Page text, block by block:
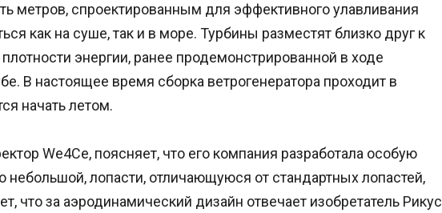
метров, спроектированным для эффективного улавливания
как на суше, так и в море. Турбины разместят близко друг к
энергии, ранее продемонстрированной в ходе
В настоящее время сборка ветрогенератора проходит в
начать летом.
We4Ce, поясняет, что его компания разработала особую
небольшой, лопасти, отличающуюся от стандартных лопастей,
что за аэродинамический дизайн отвечает изобретатель Рикус